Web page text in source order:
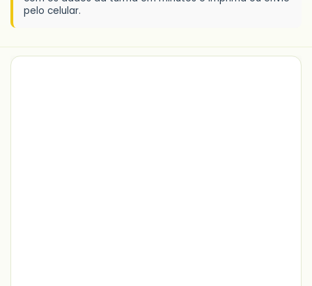
pelo celular.